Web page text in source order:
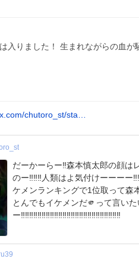
は入りました！ 生まれながらの血が
x.com/chutoro_st/sta…
だーかーらー‼️森本慎太郎の顔は
のー‼️‼️‼️人類はよ気付けーーーー
ケメンランキングで1位取って森
とんでもイケメンだ🫵って言い
ー‼️‼️‼️‼️‼️‼️‼️‼️‼️‼️‼️‼️‼️‼️‼️‼️‼️‼️‼️‼️‼️‼️‼️‼️